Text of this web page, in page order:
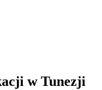
w Tunezji